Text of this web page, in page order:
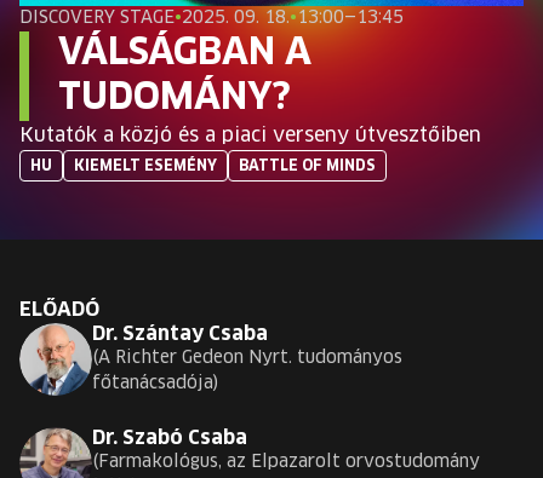
EURÓPA JÖVŐFESZTIVÁLJA
ELŐADÓK
INGYENES DIÁK- ÉS TANÁRREGISZTRÁCIÓ
EN
Change
DISCOVERY STAGE•2025. 09. 18.• 13:00—13:45
VÁLSÁGBAN A
TUDOMÁNY?
Kutatók a közjó és a piaci verseny útvesztőiben
HU KIEMELT ESEMÉNY BATTLE OF MINDS
ELŐADÓ
Dr. Szántay Csaba
A Richter Gedeon Nyrt. tudományos
főtanácsadója
Dr. Szabó Csaba
Farmakológus, az Elpazarolt orvostudomány